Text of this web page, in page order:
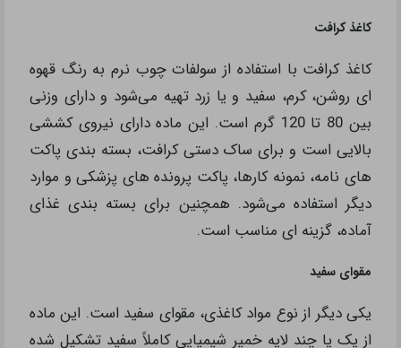
کاغذ کرافت
کاغذ کرافت با استفاده از سولفات چوب نرم به رنگ قهوه
ای روشن، کرم، سفید و یا زرد تهیه می‌شود و دارای وزنی
بین 80 تا 120 گرم است. این ماده دارای نیروی کششی
بالایی است و برای ساک دستی کرافت، بسته بندی پاکت
های نامه، نمونه کارها، پاکت پرونده های پزشکی و موارد
دیگر استفاده می‌شود. همچنین برای بسته بندی غذای
آماده، گزینه ای مناسب است.
مقوای سفید
یکی دیگر از نوع مواد کاغذی، مقوای سفید است. این ماده
از یک یا چند لایه خمیر شیمیایی کاملاً سفید تشکیل شده